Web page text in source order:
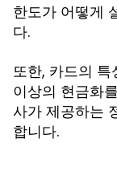
한도가 어떻게
다.
또한, 카드의
이상의 현금화
사가 제공하는
합니다.